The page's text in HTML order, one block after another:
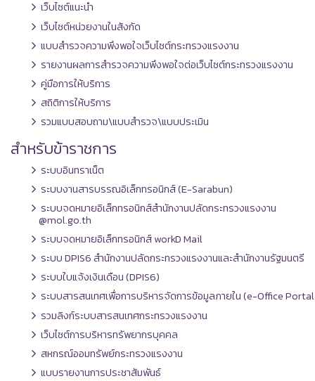
เว็บไซต์แนะนำ
เว็บไซต์หน่วยงานในสังกัด
แบบสำรวจความพึงพอใจเว็บไซต์กระทรวงแรงงาน
รายงานผลการสำรวจความพึงพอใจต่อเว็บไซต์กระทรวงแรงงาน
คู่มือการให้บริการ
สถิติการให้บริการ
รวมแบบสอบถาม\แบบสำรวจ\แบบประเมิน
สำหรับข้าราชการ
ระบบอินทราเน็ต
ระบบงานสารบรรณอิเล็กทรอนิกส์ (E-Sarabun)
ระบบจดหมายอิเล็กทรอนิกส์สำนักงานปลัดกระทรวงแรงงาน
@mol.go.th
ระบบจดหมายอิเล็กทรอนิกส์ workD Mail
ระบบ DPIS6 สำนักงานปลัดกระทรวงแรงงานและสำนักงานรัฐมนตรี
ระบบใบแจ้งเงินเดือน (DPIS6)
ระบบสารสนเทศเพื่อการบริหารจัดการข้อมูลภายใน (e-Office
รวมลิงก์ระบบสารสนเทศกระทรวงแรงงาน
เว็บไซต์การบริหารทรัพยากรบุคคล
สหกรณ์ออมทรัพย์กระทรวงแรงงาน
แบบรายงานการประชาสัมพันธ์